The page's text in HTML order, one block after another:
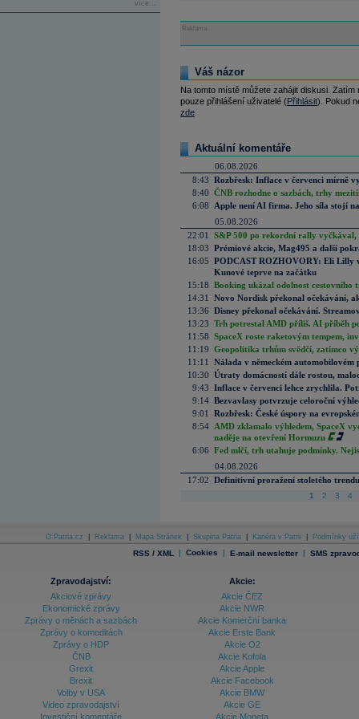
více...
Reklama
Váš názor
Na tomto místě můžete zahájit diskusi.
pouze přihlášení uživatelé (Přihlásit). Pokud
zde
Aktuální komentáře
06.08.2026
8:43 Rozbřesk: Inflace v červenci mírně
8:40 ČNB rozhodne o sazbách, trhy
6:08
Apple není AI firma. Jeho síla stojí
05.08.2026
22:01
S&P 500 po rekordní rally vyčkával,
18:03 Prémiové akcie, Mag495 a další
16:05 PODCAST ROZHOVORY: Eli Lilly
Kunové teprve na začátku
15:18 Booking ukázal odolnost cestovního
14:31
Novo Nordisk překonal očekávání,
13:36 Disney překonal očekávání.
13:23 Trh potrestal AMD příliš. AI příběh
11:58 SpaceX roste raketovým tempem,
11:19 Geopolitika trhům svědčí, zatímco
11:11
Nálada v německém automobilovém
10:30 Útraty domácností dále rostou,
9:43 Inflace v červenci lehce zrychlila.
9:14 Bezvavlasy potvrzuje celoroční
9:01
Rozbřesk: České úspory na
8:54 AMD zklamalo výhledem, SpaceX
naděje na otevření Hormuzu
6:06 Fed mlčí, trh utahuje podmínky.
04.08.2026
17:02 Definitivní proražení stoletého
1 2 3 4
O Patria.cz Reklama Mapa Stránek Skupina Patria Kariéra v Patrii Podmínky
RSS / XML | Cookies | E-mail newsletter | SMS
Zpravodajství:
Akciové zprávy
Ekonomické zprávy
Zprávy o měnách a sazbách
Zprávy o komoditách
Zprávy o HDP
ČNB
Grexit
Brexit
Volby v USA
Video zpravodajství
Investiční komentáře
Akcie:
Akcie ČEZ
Akcie NWR
Akcie Komerční banka
Akcie Erste Bank
Akcie O2
Akcie Kofola
Akcie Apple
Akcie Facebook
Akcie BMW
Akcie GE
Akcie Moneta